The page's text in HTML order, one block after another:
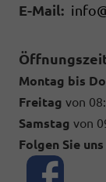
E-Mail:
Montag bis
Freitag von
Samstag von
Folgen Sie